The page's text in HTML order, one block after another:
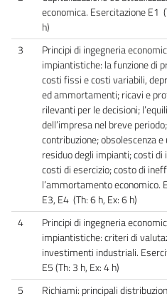
economica. Esercitazione E1
h)
3
Principi di ingegneria
impiantistiche: la funzione di
costi fissi e costi variabili,
ed ammortamenti; ricavi e
rilevanti per le decisioni;
dell’impresa nel breve
contribuzione; obsolescenza
residuo degli impianti; costi di
costi di esercizio; costo di
l’ammortamento economico.
E3, E4 (Th: 6 h, Ex: 6 h)
4
Principi di ingegneria
impiantistiche: criteri di
investimenti industriali.
E5 (Th: 3 h, Ex: 4 h)
5
Richiami: principali